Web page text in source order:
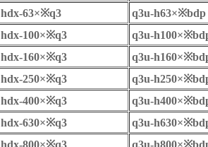
hdx-63×※q3 q3u-h63×※bdp
hdx-100×※q3 q3u-h100×※
hdx-160×※q3 q3u-h160×※
hdx-250×※q3 q3u-h250×※
hdx-400×※q3 q3u-h400×※
hdx-630×※q3 q3u-h630×※
hdx-800×※q3 q3u-h800×※